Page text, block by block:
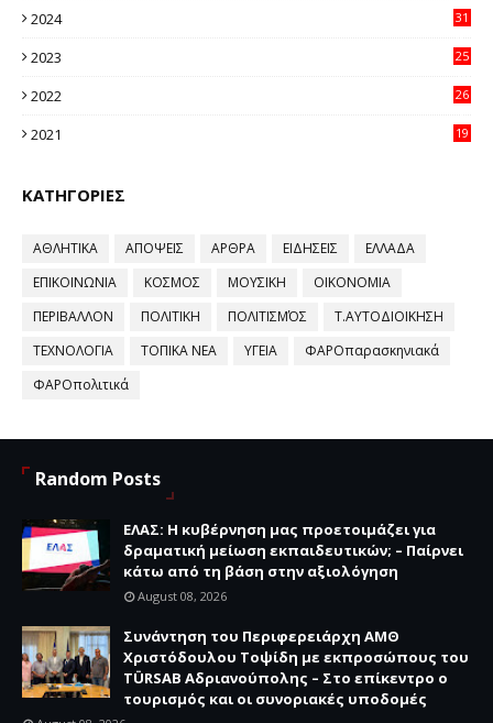
2024
31
2023
25
2022
26
2021
19
ΚΑΤΗΓΟΡΙΕΣ
ΑΘΛΗΤΙΚΑ ΑΠΟΨΕΙΣ ΑΡΘΡΑ ΕΙΔΗΣΕΙΣ
ΕΛΛΑΔΑ
ΕΠΙΚΟΙΝΩΝΙΑ
ΚΟΣΜΟΣ ΜΟΥΣΙΚΗ
ΟΙΚΟΝΟΜΙΑ
ΠΕΡΙΒΑΛΛΟΝ
ΠΟΛΙΤΙΚΗ ΠΟΛΙΤΙΣΜΌΣ
Τ.ΑΥΤΟΔΙΟΙΚΗΣΗ
ΤΕΧΝΟΛΟΓΙΑ
ΤΟΠΙΚΑ ΝΕΑ ΥΓΕΙΑ
ΦΑΡΟπαρασκηνιακά
ΦΑΡΟπολιτικά
Random Posts
ΕΛΑΣ: Η κυβέρνηση μας προετοιμάζει για
δραματική μείωση εκπαιδευτικών; – Παίρνει
κάτω από τη βάση στην αξιολόγηση
August 08, 2026
Συνάντηση του Περιφερειάρχη ΑΜΘ
Χριστόδουλου Τοψίδη με εκπροσώπους του
TÜRSAB Αδριανούπολης – Στο επίκεντρο ο
τουρισμός και οι συνοριακές υποδομές